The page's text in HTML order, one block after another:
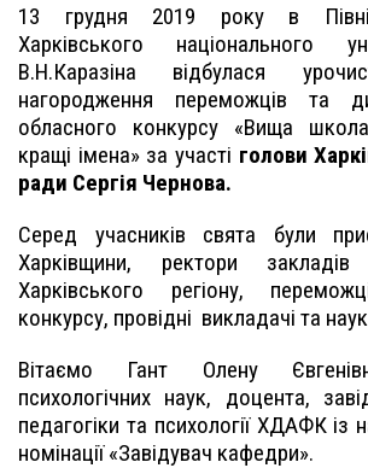
13 грудня 2019 року в
Харківського національного
В.Н.Каразіна відбулася
нагородження переможців та
обласного конкурсу «Вища
кращі імена» за участі голови
ради Сергія Чернова.
Серед учасників свята були
Харківщини, ректори
Харківського регіону,
конкурсу, провідні викладачі та
Вітаємо Гант Олену
психологічних наук, доцента,
педагогіки та психології ХДАФК із
номінації «Завідувач кафедри».